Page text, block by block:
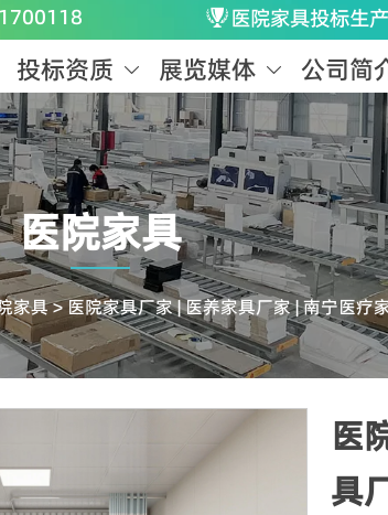
医院家具投标生
投标资质  展览媒体  公司简
医院家具
家具>医院家具厂家 | 医养家具厂家 | 南宁医疗
医
具